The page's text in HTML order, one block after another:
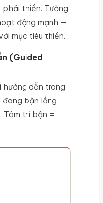
thiền. Tưởng
động mạnh —
mục tiêu thiền.
(Guided
hướng dẫn trong
bận lắng
Tâm trí bận =